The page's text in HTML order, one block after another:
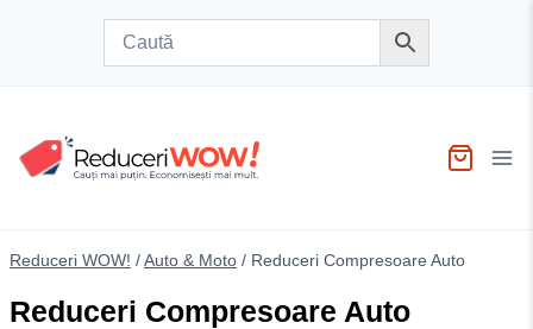
Reduceri WOW! / Auto & Moto / Reduceri Compresoare Auto
Reduceri Compresoare Auto